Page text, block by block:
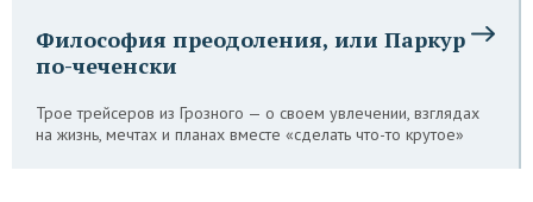
Философия преодоления, или Паркур
по-чеченски
Трое трейсеров из Грозного — о своем увлечении, взглядах
на жизнь, мечтах и планах вместе «сделать что-то крутое»